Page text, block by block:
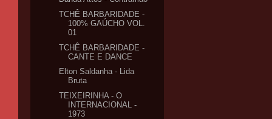
TCHÊ BARBARIDADE -
100% GAÚCHO VOL.
01
TCHÊ BARBARIDADE -
CANTE E DANCE
Elton Saldanha - Lida
Bruta
TEIXEIRINHA - O
INTERNACIONAL -
1973